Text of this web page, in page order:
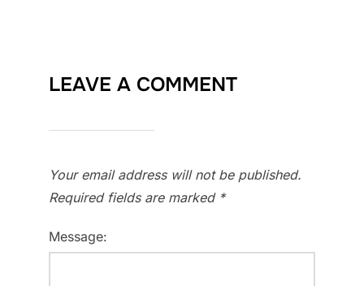
LEAVE A COMMENT
Your email address will not be published.
Required fields are marked *
Message: